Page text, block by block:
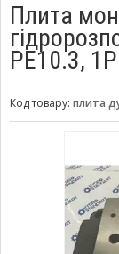
Плита
РЕ10.3,
Код товару: плита